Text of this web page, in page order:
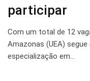
participar
Com um total de 12
Amazonas (UEA)
especialização em…